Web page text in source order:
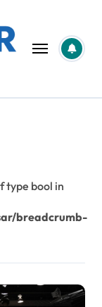
type bool in
breadcrumb-